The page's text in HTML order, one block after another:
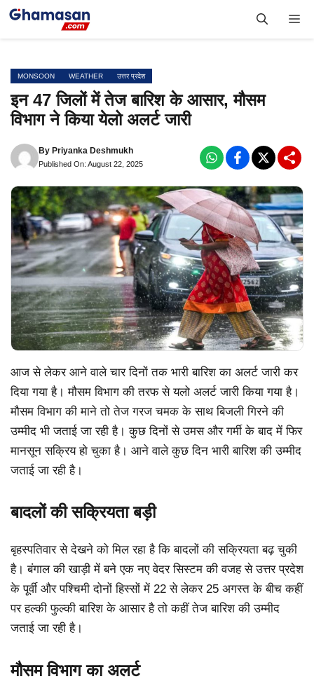
Skip
MONSOON WEATHER उत्तर प्रदेश
इन 47 जिलों में तेज बारिश के आसार, मौसम
विभाग ने किया येलो अलर्ट जारी
By Priyanka Deshmukh
Published On: August 22, 2025
आज से लेकर आने वाले चार दिनों तक भारी बारिश का अलर्ट जारी कर
दिया गया है। मौसम विभाग की तरफ से यलो अलर्ट जारी किया गया है।
मौसम विभाग की माने तो तेज गरज चमक के साथ बिजली गिरने की
उम्मीद भी जताई जा रही है। कुछ दिनों से उमस और गर्मी के बाद में फिर
मानसून सक्रिय हो चुका है। आने वाले कुछ दिन भारी बारिश की उम्मीद
जताई जा रही है।
बादलों की सक्रियता बड़ी
बृहस्पतिवार से देखने को मिल रहा है कि बादलों की सक्रियता बढ़ चुकी
है। बंगाल की खाड़ी में बने एक नए वेदर सिस्टम की वजह से उत्तर प्रदेश
के पूर्वी और पश्चिमी दोनों हिस्सों में 22 से लेकर 25 अगस्त के बीच कहीं
पर हल्की फुल्की बारिश के आसार है तो कहीं तेज बारिश की उम्मीद
जताई जा रही है।
मौसम विभाग का अलर्ट